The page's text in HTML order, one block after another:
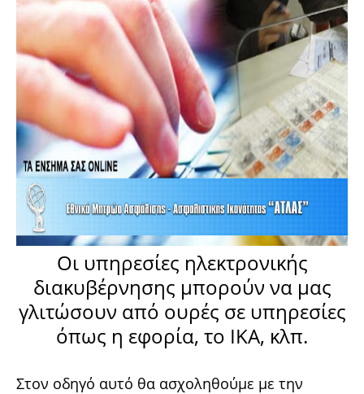
Οι υπηρεσίες ηλεκτρονικής
διακυβέρνησης μπορούν να μας
γλιτώσουν από ουρές σε υπηρεσίες
όπως η εφορία, το ΙΚΑ, κλπ.
Στον οδηγό αυτό θα ασχοληθούμε με την